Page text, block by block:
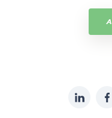
LinkedIn